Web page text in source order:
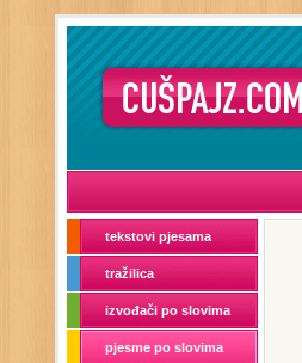
tekstovi pjesama
tražilica
izvođači po slovima
pjesme po slovima